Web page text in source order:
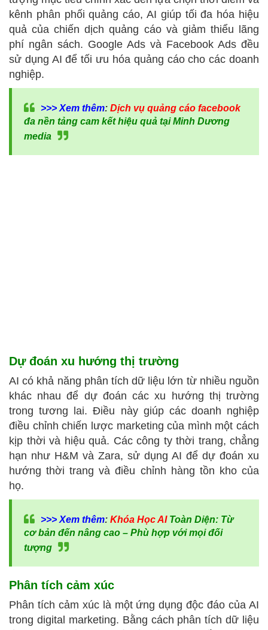
kênh phân phối quảng cáo, AI giúp tối đa hóa hiệu
quả của chiến dịch quảng cáo và giảm thiểu lãng
phí ngân sách. Google Ads và Facebook Ads đều
sử dụng AI để tối ưu hóa quảng cáo cho các doanh
nghiệp.
>>> Xem thêm: Dịch vụ quảng cáo facebook
đa nền tảng cam kết hiệu quả tại Minh Dương
media
Dự đoán xu hướng thị trường
AI có khả năng phân tích dữ liệu lớn từ nhiều nguồn
khác nhau để dự đoán các xu hướng thị trường
trong tương lai. Điều này giúp các doanh nghiệp
điều chỉnh chiến lược marketing của mình một cách
kịp thời và hiệu quả. Các công ty thời trang, chẳng
hạn như H&M và Zara, sử dụng AI để dự đoán xu
hướng thời trang và điều chỉnh hàng tồn kho của
họ.
>>> Xem thêm: Khóa Học AI Toàn Diện: Từ
cơ bản đến nâng cao – Phù hợp với mọi đối
tượng
Phân tích cảm xúc
Phân tích cảm xúc là một ứng dụng độc đáo của AI
trong digital marketing. Bằng cách phân tích dữ liệu